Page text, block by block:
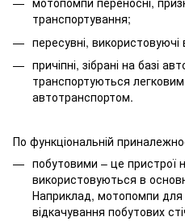
транспортування;
пересувні, використовуючі
причіпні, зібрані на базі
транспортуються
автотранспортом.
По функціональній
побутовими – це пристрої
використовуються в
Наприклад, мотопомпи для
відкачування побутових